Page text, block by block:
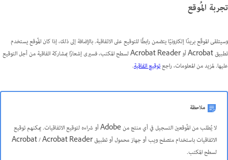
تجربة المُوقع
وسيتلقى الموقّع بريدًا إلكترونيًا يتضمن رابطًا للتوقيع على الاتفاقية. بالإضافة إلى ذلك، إذا كان المُوقع يستخدم
تطبيق Acrobat أو Acrobat Reader لسطح المكتب، فسيرى إشعارًا بمشاركة اتفاقية من أجل التوقيع
عليها. لمزيد من المعلومات، راجعتوقيع اتفاقية.
ملاحظة
لا يُطلب من المُوقعين التسجيل في أي منتج من Adobe أو شراءه لتوقيع الاتفاقيات. يمكنهم توقيع
الاتفاقيات باستخدام متصفح ويب أو جهاز محمول أو تطبيق Acrobat / Acrobat Reader
لسطح المكتب.